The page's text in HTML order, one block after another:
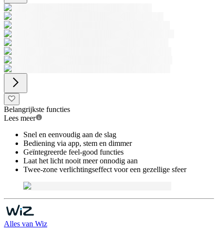
Belangrijkste functies
Lees meer
Snel en eenvoudig aan de slag
Bediening via app, stem en dimmer
Geïntegreerde feel-good functies
Laat het licht nooit meer onnodig aan
Twee-zone verlichtingseffect voor een gezellige sfeer
Alles van Wiz